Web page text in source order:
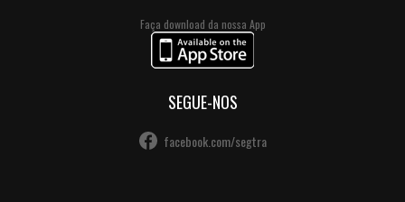
Faça download da nossa App
SEGUE-NOS
facebook.com/segtra